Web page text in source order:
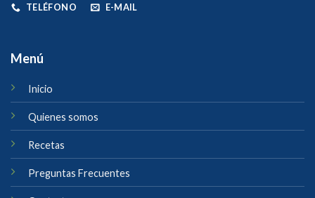
TELÉFONO E-MAIL
Menú
Inicio
Quienes somos
Recetas
Preguntas Frecuentes